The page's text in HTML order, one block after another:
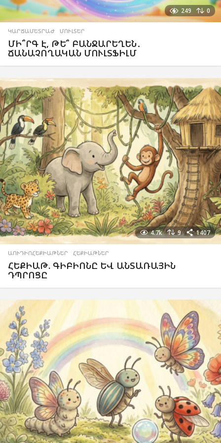
249 0
ԿԱՐՃԱՄԵՏՐԱԺ ,ՄՈՒԼՏԵՐ
ՄԻ՞ՐԳ Է, ԹԵ՞ ԲԱՆՋԱՐԵՂԵՆ․
ՃԱՆԱՉՈՂԱԿԱՆ ՄՈՒԼՏՖԻԼՄ
4.7k 9 1407
ԱՈՒԴԻՈՀԵՔԻԱԹՆԵՐ ,ՀԵՔԻԱԹՆԵՐ
ՀԵՔԻԱԹ. ԳԻԲԻՈՆԸ ԵՎ ԱՆՏԱՌԱՅԻՆ
ԴՊՐՈՑԸ